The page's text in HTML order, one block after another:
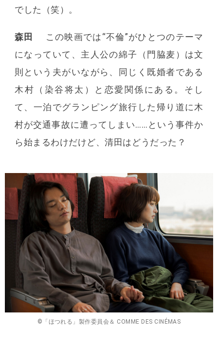
でした（笑）。
森田
この映画では“不倫”がひとつのテーマ
になっていて、主人公の綿子（門脇麦）は文
則という夫がいながら、同じく既婚者である
木村（染谷将太）と恋愛関係にある。そし
て、一泊でグランピング旅行した帰り道に木
村が交通事故に遭ってしまい……という事件か
ら始まるわけだけど、清田はどうだった？
©「ほつれる」製作委員会＆ COMME DES CINÉMAS